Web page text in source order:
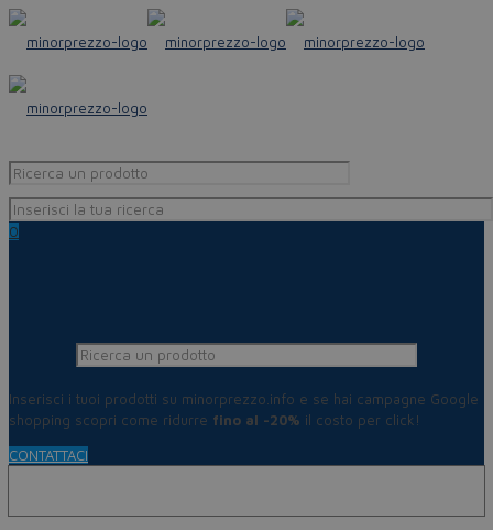
0
Inserisci i tuoi prodotti su minorprezzo.info e se hai campagne Google
shopping scopri come ridurre fino al -20% il costo per click!
CONTATTACI